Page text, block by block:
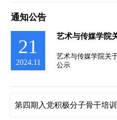
通知公告
21
2024.11
艺术与传媒学院关
公示
第四期入党积极分子骨干培